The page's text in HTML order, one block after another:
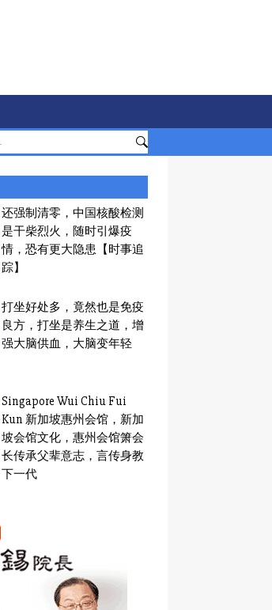
还强制清零，中国核酸检测
是干柴烈火，随时引爆疫
情，恐有更大隐患【时事追
踪】
打坐好处多，竟然也是免疫
良方，打坐是养生之道，增
强大脑供血，大脑变年轻
Singapore Wui Chiu Fui
Kun 新加坡惠州会馆，新加
坡会馆文化，惠州会馆箫会
长传承父辈意志，言传身教
下一代